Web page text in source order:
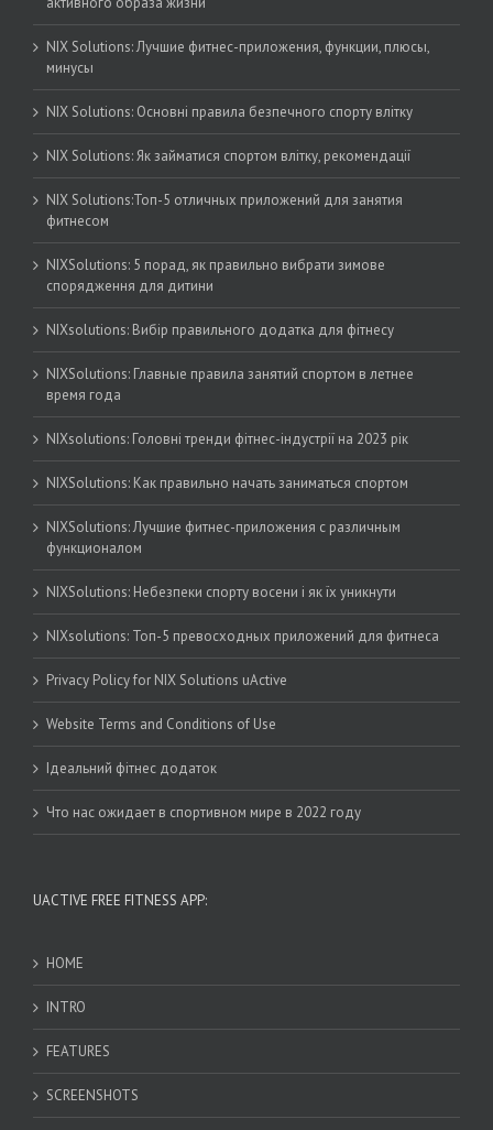
NIX Solutions: Лучшие фитнес-приложения, функции, плюсы,
минусы
NIX Solutions: Основні правила безпечного спорту влітку
NIX Solutions: Як займатися спортом влітку, рекомендації
NIX Solutions:Топ-5 отличных приложений для занятия
фитнесом
NIXSolutions: 5 порад, як правильно вибрати зимове
спорядження для дитини
NIXsolutions: Вибір правильного додатка для фітнесу
NIXSolutions: Главные правила занятий спортом в летнее
время года
NIXsolutions: Головні тренди фітнес-індустрії на 2023 рік
NIXSolutions: Как правильно начать заниматься спортом
NIXSolutions: Лучшие фитнес-приложения с различным
функционалом
NIXSolutions: Небезпеки спорту восени і як їх уникнути
NIXsolutions: Топ-5 превосходных приложений для фитнеса
Privacy Policy for NIX Solutions uActive
Website Terms and Conditions of Use
Ідеальний фітнес додаток
Что нас ожидает в спортивном мире в 2022 году
UACTIVE FREE FITNESS APP:
HOME
INTRO
FEATURES
SCREENSHOTS